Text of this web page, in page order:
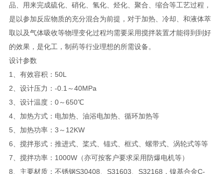
品、用来完成硫化、硝化、氢化、烃化、聚合、缩合等工艺过程，
是以参加反应物质的充分混合为前提，对于加热、冷却、和液体萃
取以及气体吸收等物理变化过程均需要采用搅拌装置才能得到到好
的效果，是化工，制药等行业理想的所需设备。
设计参数
1、有效容积：50L
2、设计压力：-0.1～40MPa
3、设计温度：0～650℃
4、加热方式：电加热、油浴电加热、循环加热等
5、加热功率：3～12KW
6、搅拌形式：推进式、桨式、锚式、框式、螺带式、涡轮式等等
7、搅拌功率：1000W（亦可按客户要求采用防爆电机等）
8、主要材质：不锈钢S30408、S31603、S32168，镍基合金C-